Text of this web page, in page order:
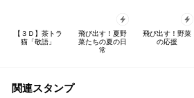
【３Ｄ】茶トラ
猫「敬語」
飛び出す！夏野
菜たちの夏の日
常
飛び出す！野菜
の応援
関連スタンプ